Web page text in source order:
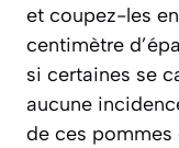
et coupez-les
centimètre
si certaines se
aucune
de ces pommes